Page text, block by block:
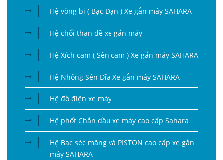
Hệ vòng bi ( Bạc Đạn ) Xe gắn máy SAHARA
Hệ chổi than đề xe gắn máy
Hệ Xích cam ( Sên cam ) Xe gắn máy SAHARA
Hệ Nhông Sên Dĩa Xe gắn máy SAHARA
Hệ đồ điện xe máy
Hệ phốt Chắn dầu xe máy cao cấp Sahara
Hệ Bạc séc măng và PISTON cao cấp xe gắn
máy SAHARA